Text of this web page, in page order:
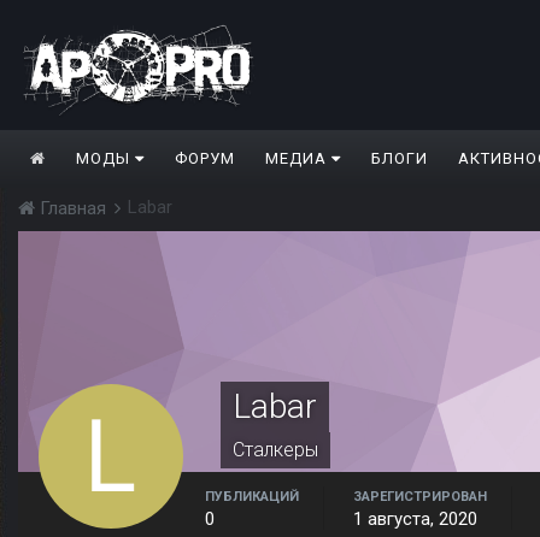
МОДЫ ФОРУМ МЕДИА БЛОГИ
Главная Labar
Labar
Сталкеры
ПУБЛИКАЦИЙ
0
ЗАРЕГИСТРИРОВАН
1 августа, 2020